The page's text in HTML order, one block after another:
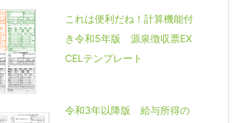
これは便利だね！計算機能付
き令和5年版 源泉徴収票EX
CELテンプレート
令和3年以降版 給与所得の